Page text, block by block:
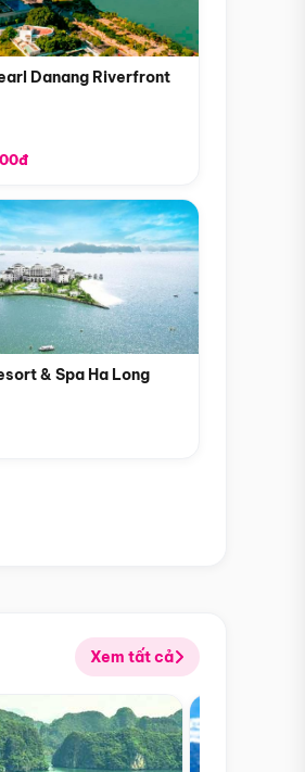
Danang Riverfront
& Spa Ha Long
Xem tất cả